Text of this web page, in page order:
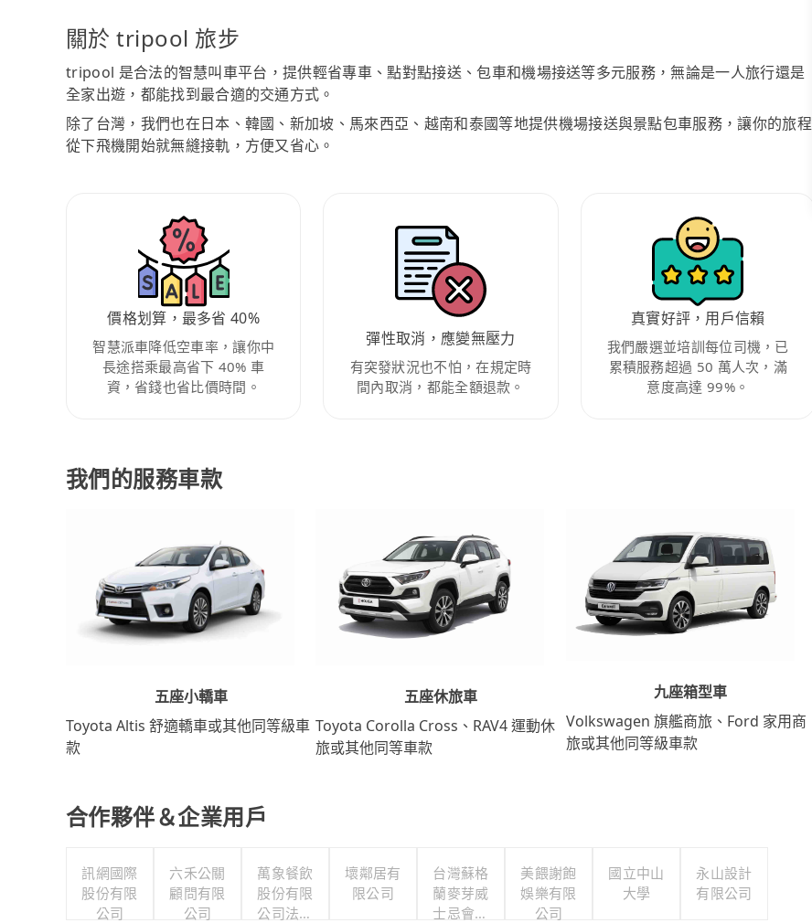
關於 tripool 旅步
tripool 是合法的智慧叫車平台，提供輕省專車、點對點接送、包車和機場接送等多元服務，無論是一人旅行還是
全家出遊，都能找到最合適的交通方式。
除了台灣，我們也在日本、韓國、新加坡、馬來西亞、越南和泰國等地提供機場接送與景點包車服務，讓你的旅程
從下飛機開始就無縫接軌，方便又省心。
價格划算，最多省 40%
智慧派車降低空車率，讓你中
長途搭乘最高省下 40% 車
資，省錢也省比價時間。
彈性取消，應變無壓力
有突發狀況也不怕，在規定時
間內取消，都能全額退款。
真實好評，用戶信賴
我們嚴選並培訓每位司機，已
累積服務超過 50 萬人次，滿
意度高達 99%。
我們的服務車款
五座小轎車
Toyota Altis 舒適轎車或其他同等級車
款
五座休旅車
Toyota Corolla Cross、RAV4 運動休
旅或其他同等車款
九座箱型車
Volkswagen 旗艦商旅、Ford 家用商
旅或其他同等級車款
合作夥伴＆企業用戶
訊網國際
股份有限
公司
六禾公關
顧問有限
公司
萬象餐飲
股份有限
公司法料
壞鄰居有
限公司
台灣蘇格
蘭麥芽威
士忌會所
美餵謝飽
娛樂有限
公司
國立中山
大學
永山設計
有限公司